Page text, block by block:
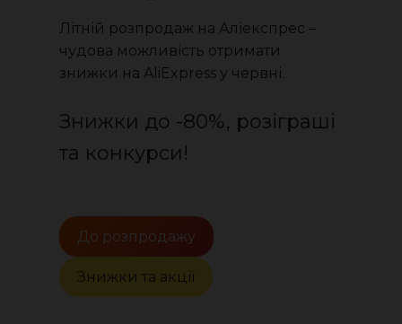
Літній розпродаж на Аліекспрес –
чудова можливість отримати
знижки на AliExpress у червні.
Знижки до -80%, розіграші
та конкурси!
До розпродажу
Знижки та акції